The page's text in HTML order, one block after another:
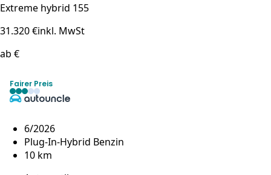
Extreme hybrid 155
31.320 €inkl. MwSt
ab €
Fairer Preis
6/2026
Plug-In-Hybrid Benzin
10 km